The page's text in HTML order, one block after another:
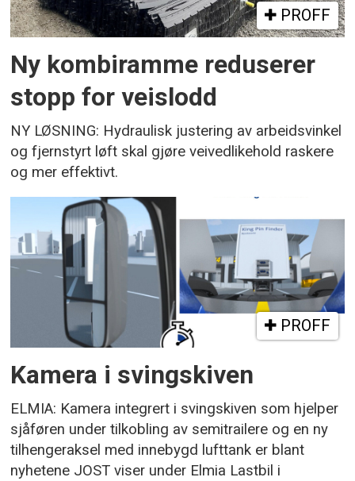
PROFF
Ny kombiramme reduserer
stopp for veislodd
NY LØSNING: Hydraulisk justering av arbeidsvinkel
og fjernstyrt løft skal gjøre veivedlikehold raskere
og mer effektivt.
PROFF
Kamera i svingskiven
ELMIA: Kamera integrert i svingskiven som hjelper
sjåføren under tilkobling av semitrailere og en ny
tilhengeraksel med innebygd lufttank er blant
nyhetene JOST viser under Elmia Lastbil i